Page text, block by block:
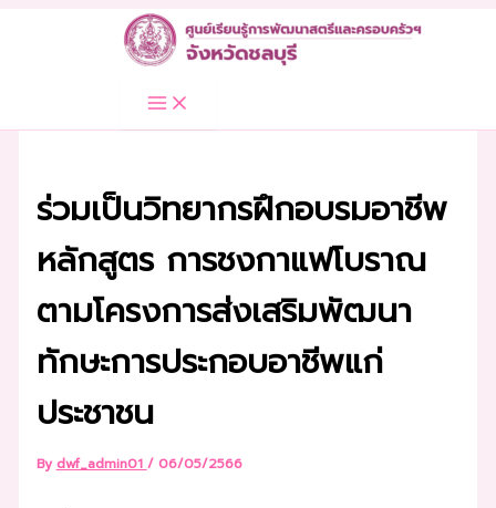
ร่วมเป็นวิทยากรฝึกอบรมอาชีพ
หลักสูตร การชงกาแฟโบราณ
ตามโครงการส่งเสริมพัฒนา
ทักษะการประกอบอาชีพแก่
ประชาชน
By dwf_admin01 / 06/05/2566